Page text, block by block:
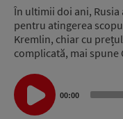
În ultimii doi ani, Rusia
pentru atingerea
Kremlin, chiar cu
complicată, mai spune
Audio
Player
00:00